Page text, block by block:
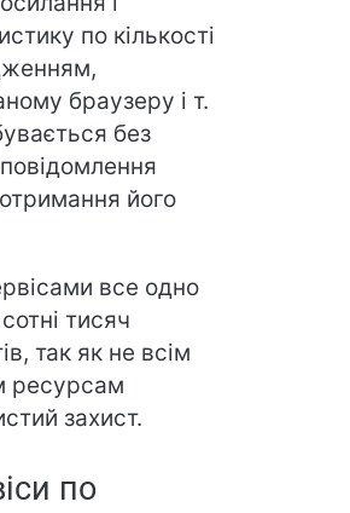
по кількості
браузеру і т.
без
його
все одно
тисяч
так як не всім
ресурсам
захист.
по